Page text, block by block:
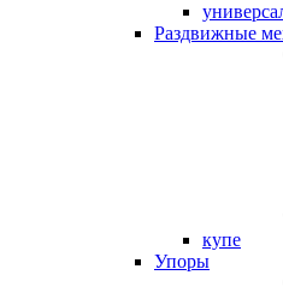
Раздвижные
купе
Упоры